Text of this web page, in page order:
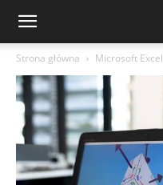
Strona główna Microsoft Excel